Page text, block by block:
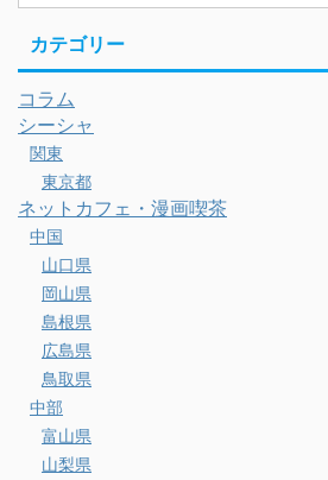
カテゴリー
コラム
シーシャ
関東
東京都
ネットカフェ・漫画喫茶
中国
山口県
岡山県
島根県
広島県
鳥取県
中部
富山県
山梨県